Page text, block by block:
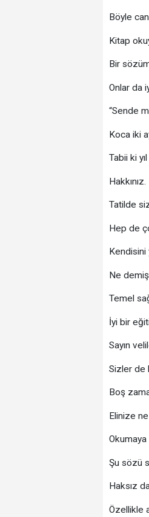
Böyle
Kitap
Bir
Onlar da
“Sende
Koca iki
Tabii ki
Hakkınız.
Tatilde
Hep de
Ne
Temel
İyi bir
Sayın
Sizler de
Boş
Elinize
Okumaya
Şu sözü
Haksız
Özellikle